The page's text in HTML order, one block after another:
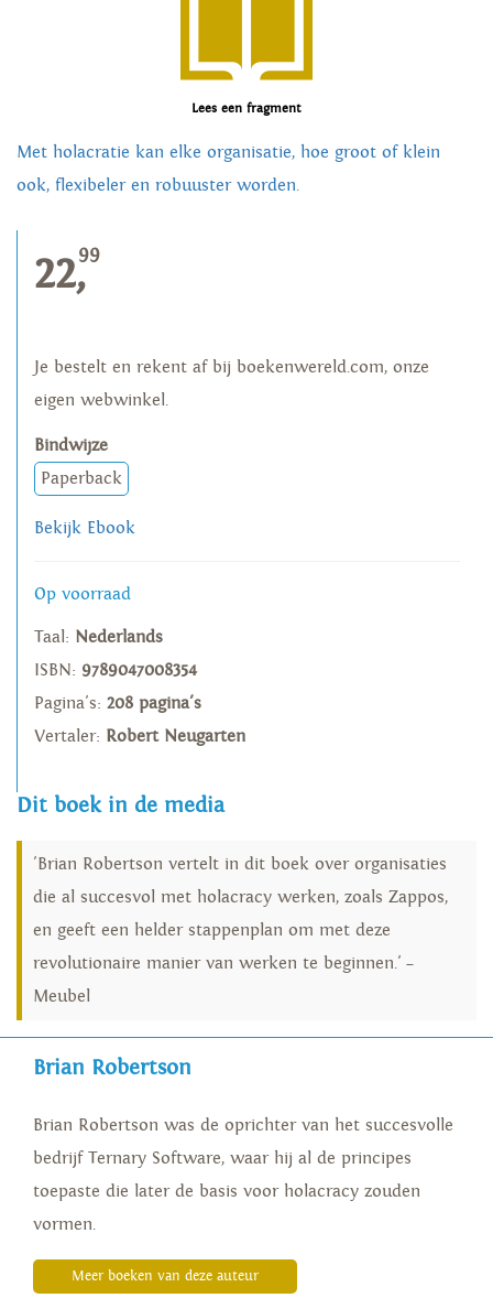
Lees een fragment
Met holacratie kan elke organisatie, hoe groot of klein
ook, flexibeler en robuuster worden.
22,99
Je bestelt en rekent af bij boekenwereld.com, onze
eigen webwinkel.
Bindwijze
Paperback
Bekijk Ebook
Op voorraad
Taal: Nederlands
ISBN: 9789047008354
Pagina's: 208 pagina's
Vertaler: Robert Neugarten
Dit boek in de media
'Brian Robertson vertelt in dit boek over organisaties
die al succesvol met holacracy werken, zoals Zappos,
en geeft een helder stappenplan om met deze
revolutionaire manier van werken te beginnen.' –
Meubel
Brian Robertson
Brian Robertson was de oprichter van het succesvolle
bedrijf Ternary Software, waar hij al de principes
toepaste die later de basis voor holacracy zouden
vormen.
Meer boeken van deze auteur